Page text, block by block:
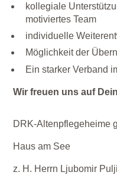
kollegiale
motiviertes Team
individuelle
Möglichkeit der
Ein starker Verband
Wir freuen uns auf
DRK-Altenpflegeheime
Haus am See
z. H. Herrn Ljubomir